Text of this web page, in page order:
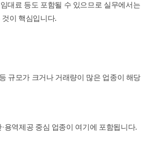
대료 등도 포함될 수 있으므로 실무에서는
이 핵심입니다.
규모가 크거나 거래량이 많은 업종이 해당
용역제공 중심 업종이 여기에 포함됩니다.